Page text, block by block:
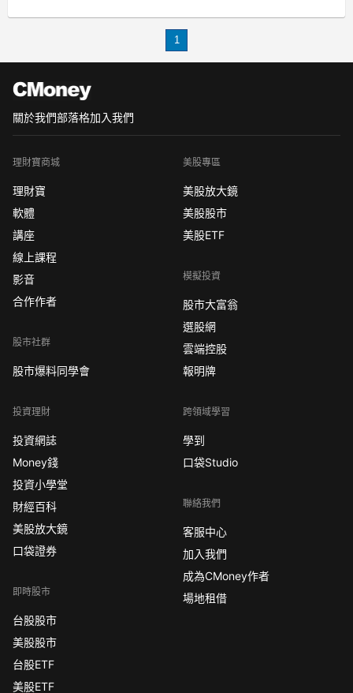
訊息對投資者而言無疑是一大利好。根
1
關於我們部落格加入我們
理財寶商城
理財寶
軟體
講座
線上課程
影音
合作作者
股市社群
股市爆料同學會
投資理財
投資網誌
Money錢
投資小學堂
財經百科
美股放大鏡
口袋證券
即時股市
台股股市
美股股市
台股ETF
美股ETF
美股專區
美股放大鏡
美股股市
美股ETF
模擬投資
股市大富翁
選股網
雲端控股
報明牌
跨領域學習
學到
口袋Studio
聯絡我們
客服中心
加入我們
成為CMoney作者
場地租借